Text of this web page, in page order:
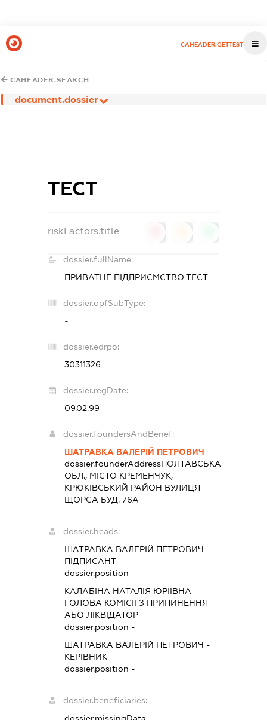
CAHEADER.GETTEST
CAHEADER.SEARCH
document.dossier
ТЕСТ
riskFactors.title
dossier.fullName:
ПРИВАТНЕ ПІДПРИЄМСТВОТЕСТ
dossier.opfSubType:
-
dossier.edrpo:
30311326
dossier.regDate:
09.02.99
dossier.foundersAndBenef:
ШАТРАВКА ВАЛЕРІЙ ПЕТРОВИЧ
dossier.founderAddressПОЛТАВСЬКА
ОБЛ., МІСТО КРЕМЕНЧУК,
КРЮКІВСЬКИЙ РАЙОН ВУЛИЦЯ
ЩОРСА БУД. 76А
dossier.heads:
ШАТРАВКА ВАЛЕРІЙ ПЕТРОВИЧ -
ПІДПИСАНТ
dossier.position -
КАЛАБІНА НАТАЛІЯ ЮРІЇВНА -
ГОЛОВА КОМІСІЇ З ПРИПИНЕННЯ
АБО ЛІКВІДАТОР
dossier.position -
ШАТРАВКА ВАЛЕРІЙ ПЕТРОВИЧ -
КЕРІВНИК
dossier.position -
dossier.beneficiaries: